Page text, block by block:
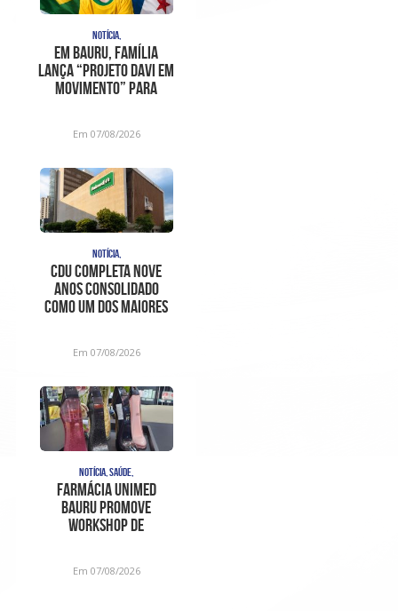
NOTÍCIA,
Em Bauru, família
lança “Projeto Davi em
Movimento” para
Em 07/08/2026
NOTÍCIA,
CDU completa nove
anos consolidado
como um dos maiores
Em 07/08/2026
NOTÍCIA, SAÚDE,
Farmácia Unimed
Bauru promove
Workshop de
Em 07/08/2026